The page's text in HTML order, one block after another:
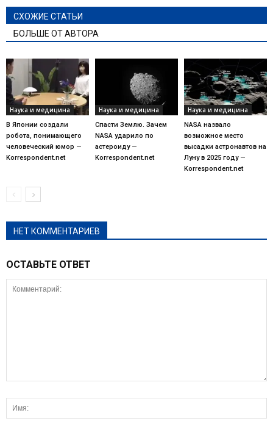
СХОЖИЕ СТАТЬИ
БОЛЬШЕ ОТ АВТОРА
Наука и медицина
В Японии создали
робота, понимающего
человеческий юмор —
Korrespondent.net
Наука и медицина
Спасти Землю. Зачем
NASA ударило по
астероиду —
Korrespondent.net
Наука и медицина
NASA назвало
возможное место
высадки астронавтов на
Луну в 2025 году —
Korrespondent.net
НЕТ КОММЕНТАРИЕВ
ОСТАВЬТЕ ОТВЕТ